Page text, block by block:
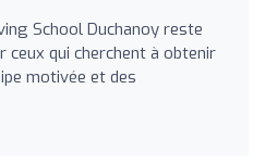
School Duchanoy reste
ceux qui cherchent à obtenir
motivée et des